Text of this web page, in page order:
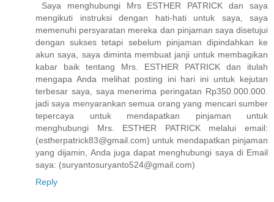
Saya menghubungi Mrs ESTHER PATRICK dan saya
mengikuti instruksi dengan hati-hati untuk saya, saya
memenuhi persyaratan mereka dan pinjaman saya disetujui
dengan sukses tetapi sebelum pinjaman dipindahkan ke
akun saya, saya diminta membuat janji untuk membagikan
kabar baik tentang Mrs. ESTHER PATRICK dan itulah
mengapa Anda melihat posting ini hari ini untuk kejutan
terbesar saya, saya menerima peringatan Rp350.000.000.
jadi saya menyarankan semua orang yang mencari sumber
tepercaya untuk mendapatkan pinjaman untuk
menghubungi Mrs. ESTHER PATRICK melalui email:
(estherpatrick83@gmail.com) untuk mendapatkan pinjaman
yang dijamin, Anda juga dapat menghubungi saya di Email
saya: (suryantosuryanto524@gmail.com)
Reply